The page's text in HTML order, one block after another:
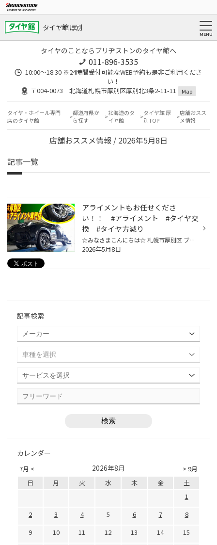
タイヤ館 厚別
タイヤのことならブリヂストンのタイヤ館へ
011-896-3535
10:00～18:30 ※24時間受付可能なWEB予約も是非ご利用くださ
い！
〒004-0073 北海道札幌市厚別区厚別北3条2-11-11
Map
タイヤ・ホイール専門
店のタイヤ館
都道府県か
ら探す
北海道のタ
イヤ館
タイヤ館 厚
別TOP
店舗おスス
メ情報
店舗おススメ情報 / 2026年5月8日
記事一覧
アライメントもお任せくださ
い！！ #アライメント #タイヤ交
換 #タイヤ方減り
☆みなさまこんにちは☆ 札幌市厚別区 ブリヂストンタイヤ/アライメント専門店 タイヤ館厚別店です！！ 本日も沢山のご来店まことにありがとうございます！ 只今、タイヤ館厚別店は絶賛タイヤ交換ピークとなっております(^^♪ 交換の際は事前のご予約・当日受付（車両終日預かり） のどちらかをお選び...
2026年5月8日
記事検索
カレンダー
7月 < > 9月
2026年8月
日 月 火 水 木 金
土
1
2
3 4 5 6 7
8
9
10 11 12 13 14
15